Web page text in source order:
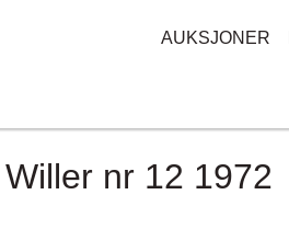
AUKSJONER
nr 12 1972